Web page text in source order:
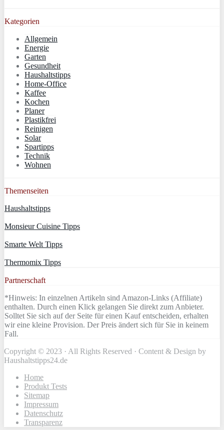
Kategorien
Allgemein
Energie
Garten
Gesundheit
Haushaltstipps
Home-Office
Kaffee
Kochen
Planer
Plastikfrei
Reinigen
Solar
Spartipps
Technik
Wohnen
Themenseiten
Haushaltstipps
Monsieur Cuisine Tipps
Smarte Welt Tipps
Thermomix Tipps
Partnerschaft
*Hinweis: In einzelnen Artikeln sind Amazon-Links (Affiliate)
enthalten. Durch einen Klick gelangen Sie direkt zum Anbieter.
Solltet Sie sich auf der Seite für einen Kauf entscheiden, erhalten
wir eine kleine Provision. Der Preis ändert sich für Sie in keinem
Fall.
Copyright © 2023 · All Rights Reserved · Content & Design by
Haushaltstipps24.de
Home
Produkt Tests
Sitemap
Impressum
Datenschutz
Transparenz